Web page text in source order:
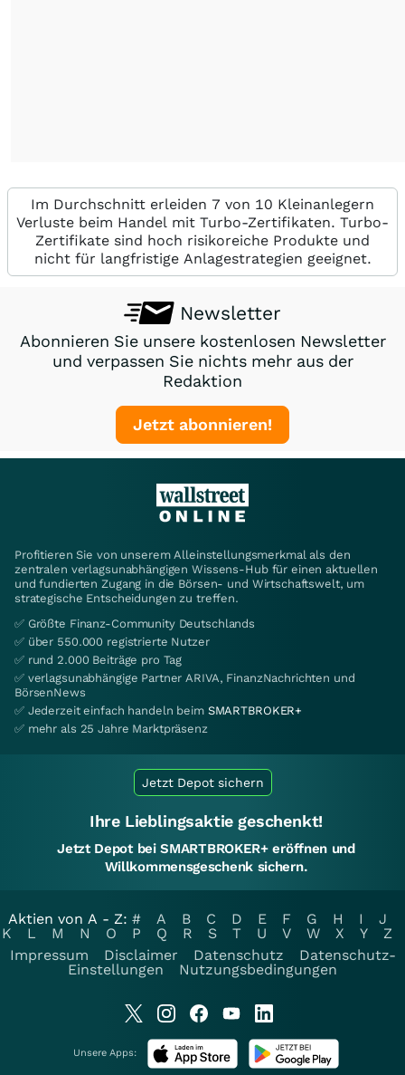
Im Durchschnitt erleiden 7 von 10 Kleinanlegern
Verluste beim Handel mit Turbo-Zertifikaten. Turbo-
Zertifikate sind hoch risikoreiche Produkte und
nicht für langfristige Anlagestrategien geeignet.
Newsletter
Abonnieren Sie unsere kostenlosen Newsletter
und verpassen Sie nichts mehr aus der
Redaktion
Jetzt abonnieren!
Profitieren Sie von unserem Alleinstellungsmerkmal als den
zentralen verlagsunabhängigen Wissens-Hub für einen aktuellen
und fundierten Zugang in die Börsen- und Wirtschaftswelt, um
strategische Entscheidungen zu treffen.
✅ Größte Finanz-Community Deutschlands
✅ über 550.000 registrierte Nutzer
✅ rund 2.000 Beiträge pro Tag
✅ verlagsunabhängige Partner ARIVA, FinanzNachrichten und
BörsenNews
✅ Jederzeit einfach handeln beim SMARTBROKER+
✅ mehr als 25 Jahre Marktpräsenz
Jetzt Depot sichern
Ihre Lieblingsaktie geschenkt!
Jetzt Depot bei SMARTBROKER+ eröffnen und
Willkommensgeschenk sichern.
Aktien von A - Z: # A B C D E F G H I
J
K
L M N O P Q R S T U V W X Y
Z
Impressum
Disclaimer Datenschutz
Datenschutz-
Einstellungen
Nutzungsbedingungen
Unsere Apps: